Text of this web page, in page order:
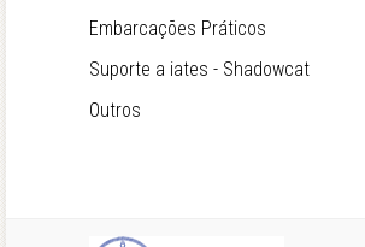
Embarcações Práticos
Suporte a iates - Shadowcat
Outros